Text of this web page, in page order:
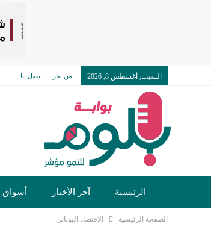
السبت, أغسطس 8, 2026 من نحن اتصل بنا
الرئيسية آخر الأخبار أسواق
تكنولوجيا وسيارات
الصفحة الرئيسية الاقتصاد اليوناني